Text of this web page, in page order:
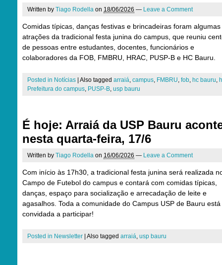
Written by Tiago Rodella on 18/06/2026 — Leave a Comment
Comidas típicas, danças festivas e brincadeiras foram algumas
atrações da tradicional festa junina do campus, que reuniu
de pessoas entre estudantes, docentes, funcionários e
colaboradores da FOB, FMBRU, HRAC, PUSP-B e HC Bauru.
Posted in Notícias Also tagged arraiá, campus, FMBRU, fob, hc bauru,
Prefeitura do campus, PUSP-B, usp bauru
É hoje: Arraiá da USP Bauru
nesta quarta-feira, 17/6
Written by Tiago Rodella on 16/06/2026 — Leave a Comment
Com início às 17h30, a tradicional festa junina será realizada
Campo de Futebol do campus e contará com comidas típicas,
danças, espaço para socialização e arrecadação de leite e
agasalhos. Toda a comunidade do Campus USP de Bauru está
convidada a participar!
Posted in Newsletter Also tagged arraiá, usp bauru